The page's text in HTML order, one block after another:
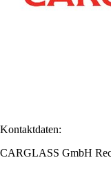
Kontaktdaten:
CARGLASS GmbH